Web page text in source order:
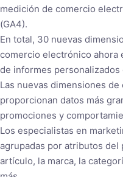
medición de comercio
(GA4).
En total, 30 nuevas
comercio electrónico ahora
de informes personalizados
Las nuevas dimensiones
proporcionan datos más
promociones y
Los especialistas en
agrupadas por atributos
artículo, la marca, la